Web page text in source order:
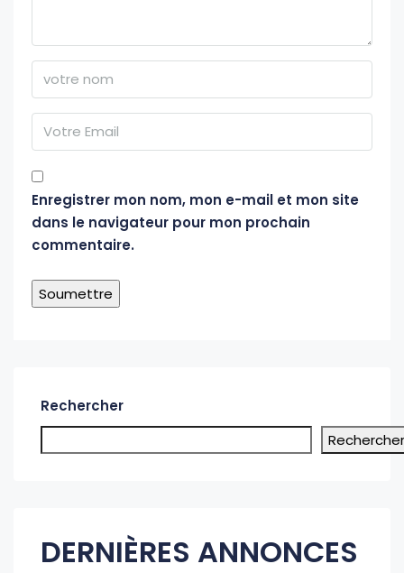
Enregistrer mon nom, mon e-mail et mon site
dans le navigateur pour mon prochain
commentaire.
Rechercher
Rechercher
DERNIÈRES ANNONCES